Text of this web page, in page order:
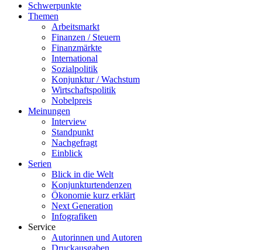
Schwerpunkte
Themen
Arbeitsmarkt
Finanzen / Steuern
Finanzmärkte
International
Sozialpolitik
Konjunktur / Wachstum
Wirtschaftspolitik
Nobelpreis
Meinungen
Interview
Standpunkt
Nachgefragt
Einblick
Serien
Blick in die Welt
Konjunkturtendenzen
Ökonomie kurz erklärt
Next Generation
Infografiken
Service
Autorinnen und Autoren
Druckausgaben